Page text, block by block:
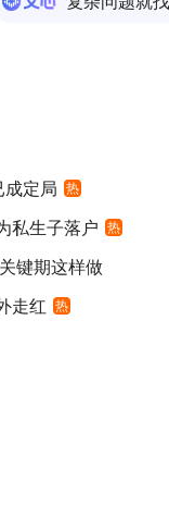
成定局 热
私生子落户 热
键期这样做
走红 热